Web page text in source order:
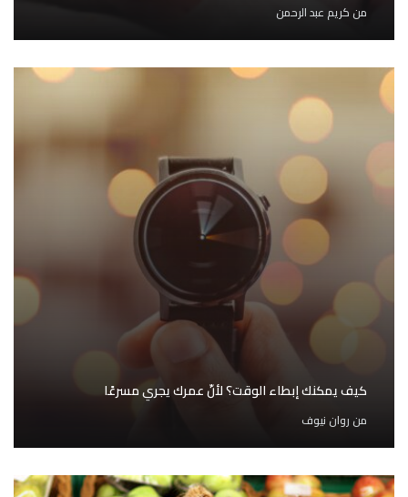
من كريم عبد الرحمن
كيف يمكنك إبطاء الوقت؟ لأنّ عمرك يجري مسرعًا
من روان نيوف